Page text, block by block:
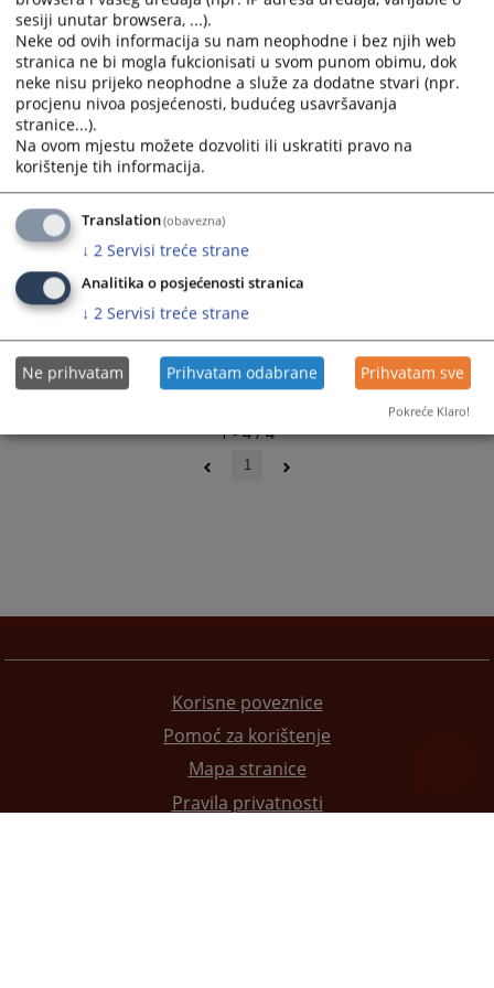
select
a
date.
Press
the
question
mark
key
to
the
keyboard
shortcuts
for
changing
dates.
a
date.
Press
the
question
key
keyboard
for
changing
dates.
Proračun suda 2025. godine (SN KSB-SBK 1-2025)
1 - 4 / 4
1
Korisne poveznice
Pomoć za korištenje
Mapa stranice
Pravila privatnosti
sesiji unutar browsera, ...).
Neke od ovih informacija su nam neophodne i bez njih web
stranica ne bi mogla fukcionisati u svom punom obimu, dok
neke nisu prijeko neophodne a služe za dodatne stvari (npr.
procjenu nivoa posjećenosti, budućeg usavršavanja
stranice...).
Na ovom mjestu možete dozvoliti ili uskratiti pravo na
korištenje tih informacija.
Translation(obavezna)
↓ 2 Servisi treće strane
Analitika o posjećenosti stranica
↓ 2 Servisi treće strane
Ne prihvatam Prihvatam odabrane Prihvatam sve
Pokreće Klaro!